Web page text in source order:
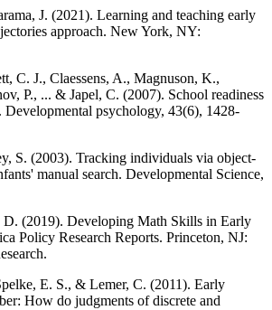
J. (2021). Learning and teaching early
approach. New York, NY:
C. J., Claessens, A., Magnuson, K.,
P., ... & Japel, C. (2007). School readiness
Developmental psychology, 43(6), 1428-
S. (2003). Tracking individuals via object-
manual search. Developmental Science,
D. (2019). Developing Math Skills in Early
Policy Research Reports. Princeton, NJ:
E. S., & Lemer, C. (2011). Early
How do judgments of discrete and